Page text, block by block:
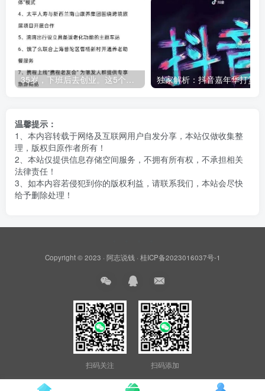
温馨提示：
1、本内容转载于网络及互联网用户自发分享，本站仅做收集整
理，版权归原作者所有！
2、本站仅提供信息存储空间服务，不拥有所有权，不承担相关
法律责任！
3、如本内容若侵犯到你的版权利益，请联系我们，本站会尽快
给予删除处理！
Copyright © 2023 · 阿志说钱 · 桂ICP备2023016037号-1
扫码关注 扫码添加